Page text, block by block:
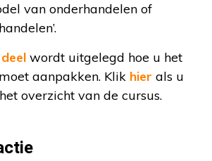
van onderhandelen of
wordt uitgelegd hoe u het
aanpakken. Klik hier als u
overzicht van de cursus.